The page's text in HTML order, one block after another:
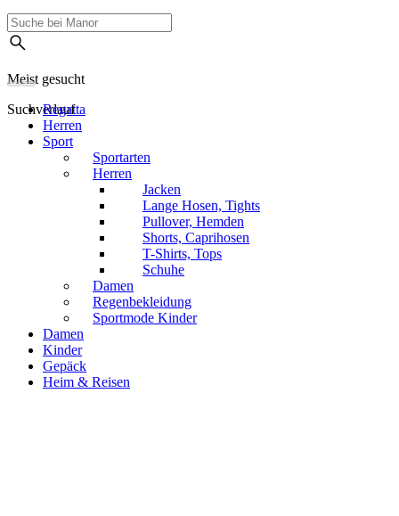
Meist gesucht
Suchverlauf
Regatta
Herren
Sport
Sportarten
Herren
Jacken
Lange Hosen, Tights
Pullover, Hemden
Shorts, Caprihosen
T-Shirts, Tops
Schuhe
Damen
Regenbekleidung
Sportmode Kinder
Damen
Kinder
Gepäck
Heim & Reisen